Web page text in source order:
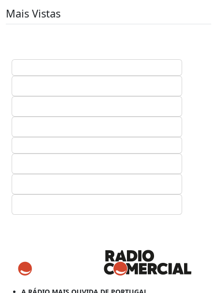
Mais Vistas